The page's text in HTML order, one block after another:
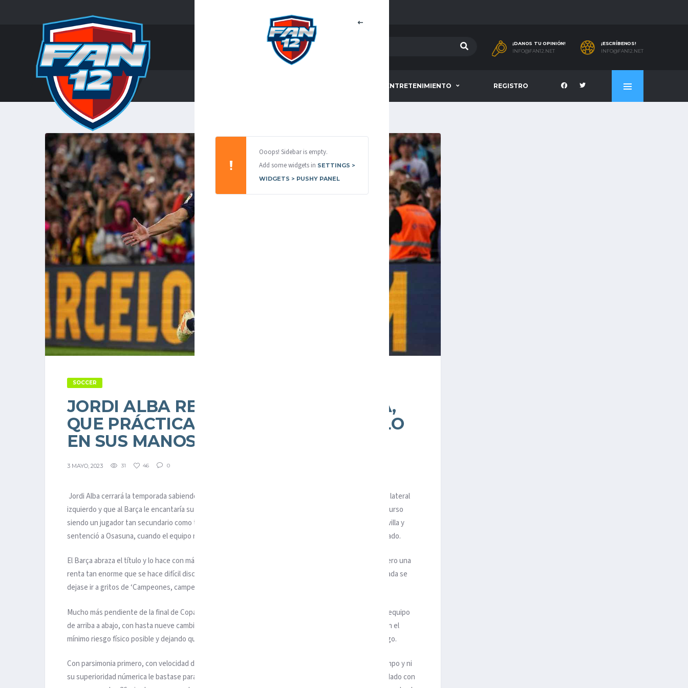
¡DANOS TU OPINIÓN!
INFO@FAN12.NET
¡ESCRÍBENOS!
INFO@FAN12.NET
ENTRETENIMIENTO REGISTRO
Ooops! Sidebar is empty.
Add some widgets in SETTINGS >
WIDGETS > PUSHY PANEL
SOCCER
JORDI ALBA RESCATA AL BARCELONA,
QUE PRÁCTICAMENTE TIENE EL TÍTULO
EN SUS MANOS
3 MAYO, 2023 31 46 0
Jordi Alba cerrará la temporada sabiendo dos cosas: que Alejandro Balde ya le ha quitado el sitio en el lateral
izquierdo y que al Barça le encantaría su marcha, aunque él ni se lo plantea. Pero, también, cerrará el curso
siendo un jugador tan secundario como trascendente. Abrió en febrero una dificil victoria frente al Sevilla y
sentenció a Osasuna, cuando el equipo navarro abrazaba un empate épico en un Camp Nou desesperado.
El Barça abraza el título y lo hace con más tensión que belleza, con más sufrimiento en sus victorias pero una
renta tan enorme que se hace difícil discutir su mando en la clasificación. Así se entiende que la hinchada se
dejase ir a gritos de ‘Campeones, campeones’.
Mucho más pendiente de la final de Copa del sábado frente al Real Madrid, Jagoba Arrasate varió a su equipo
de arriba a abajo, con hasta nueve cambios en la alineación y planteando un partido de contenciòn, con el
mínimo riesgo físico posible y dejando que fuera el Barça quien mandase. Y mandó el Barça, desde luego.
Con parsimonia primero, con velocidad después y con urgencia más tarde, a medida que pasaba el tiempo y ni
su superioridad númerica le bastase para superar la ordenada defensa navarra. Osasuna se había quedado con